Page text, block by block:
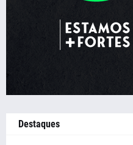
Destaques